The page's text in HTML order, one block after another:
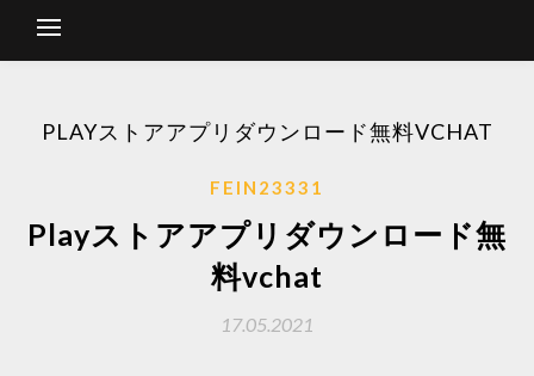
PLAYストアアプリダウンロード無料VCHAT
FEIN23331
Playストアアプリダウンロード無
料vchat
17.05.2021